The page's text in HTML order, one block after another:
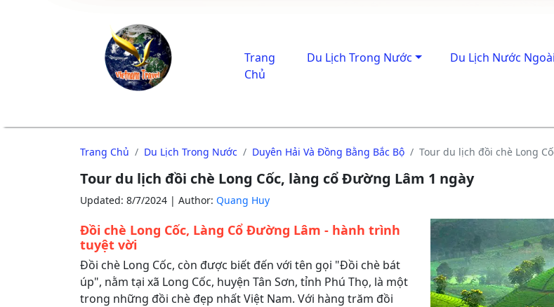
Trang
Chủ
Du Lịch Trong Nước Du Lịch Nước Ngoài
Trang Chủ Du Lịch Trong Nước Duyên Hải Và Đồng Bằng Bắc Bộ Tour du lịch đồi chè Long
Tour du lịch đồi chè Long Cốc, làng cổ Đường Lâm 1 ngày
Updated: 8/7/2024 | Author: Quang Huy
Đồi chè Long Cốc, Làng Cổ Đường Lâm - hành trình
tuyệt vời
Đồi chè Long Cốc, còn được biết đến với tên gọi "Đồi chè bát
úp", nằm tại xã Long Cốc, huyện Tân Sơn, tỉnh Phú Thọ, là một
trong những đồi chè đẹp nhất Việt Nam. Với hàng trăm đồi